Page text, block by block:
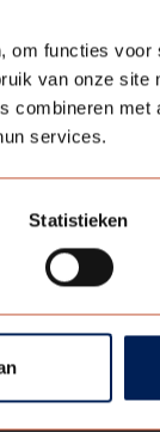
functies voor
van onze site
combineren met
services.
Statistieken